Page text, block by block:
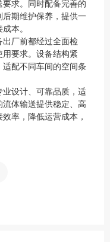
求。同时配备完善的
期维护保养，提供一
本。
厂前都经过全面检
要求。设备结构紧
配不同车间的空间条
设计、可靠品质，适
体输送提供稳定、高
率，降低运营成本，